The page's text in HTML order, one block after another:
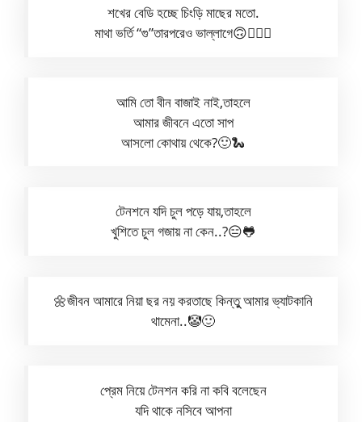
শখের বেডি হচ্ছে চিংড়ি মাছের মতো.
মাথা ভর্তি “গু”তারপরেও ভাল্লাগে🙃😵‍💫🥴
আমি তো বীন বাজাই নাই,তাহলে
আমার জীবনে এতো সাপ
আসলো কোথায় থেকে?🙂🐍
টেনশনে যদি চুল পড়ে যায়,তাহলে
খুশিতে চুল গজায় না কেন..?😑🐸
🌼জীবন আমারে নিয়া ছর নয় করতাছে কিন্তুু আমার ভ্যাটকানি
থামেনা..🤡🙂
প্রেম নিয়ে টেনশন করি না কবি বলেছেন
যদি থাকে নসিবে আপনা